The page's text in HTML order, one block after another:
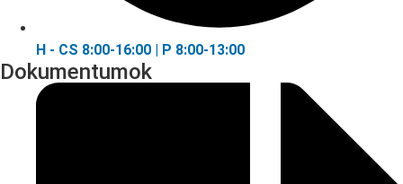
H - CS 8:00-16:00 | P 8:00-13:00
Dokumentumok